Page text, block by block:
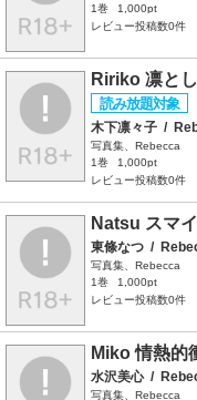
1巻
1,000pt
レビュー投稿数0件
Ririko 凛と
木下凛々子 /
写真集、Rebecca
1巻
1,000pt
レビュー投稿数0件
Natsu スマ
東條なつ /
写真集、Rebecca
1巻
1,000pt
レビュー投稿数0件
Miko 情熱的
水沢美心 /
写真集、Rebecca